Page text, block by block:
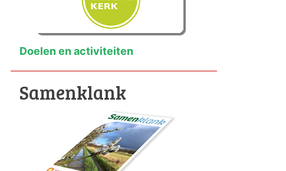
Doelen en activiteiten
Samenklank